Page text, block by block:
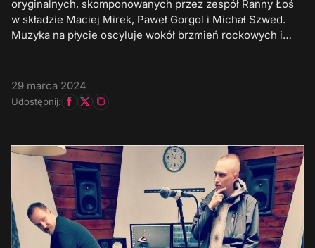
oryginalnych, skomponowanych przez zespół Ranny Łoś
w składzie Maciej Mirek, Paweł Gorgol i Michał Szwed.
Muzyka na płycie oscyluje wokół brzmień rockowych i…
29 marca 2024
Udostępnij: